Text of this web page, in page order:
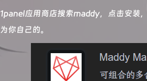
1panel应用商店搜索maddy，点击安装
为你自己的。